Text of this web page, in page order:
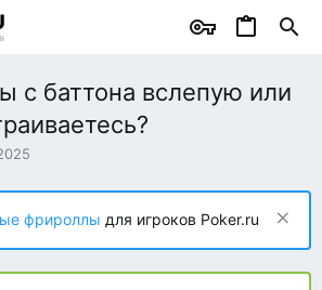
с баттона вслепую или
фрироллы для игроков Poker.ru